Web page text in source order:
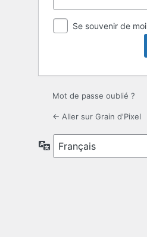
Se souvenir de moi
Mot de passe oublié ?
← Aller sur Grain d'Pixel
Langue